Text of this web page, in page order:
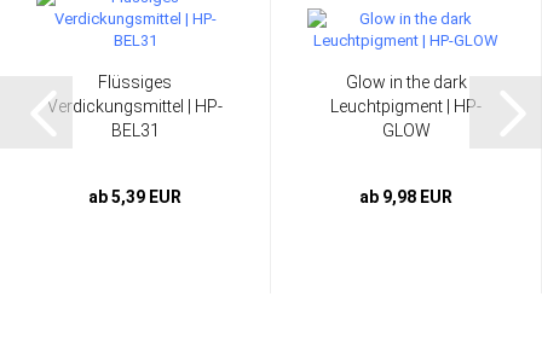
Flüssiges
Verdickungsmittel | HP-
BEL31
ab 5,39 EUR
Glow in the dark
Leuchtpigment | HP-
GLOW
ab 9,98 EUR